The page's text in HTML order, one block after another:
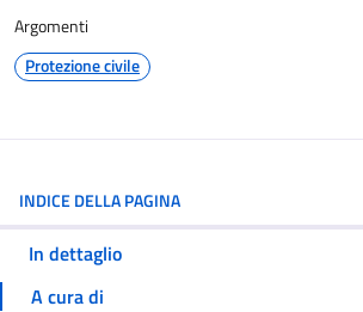
Argomenti
Protezione civile
INDICE DELLA PAGINA
In dettaglio
A cura di